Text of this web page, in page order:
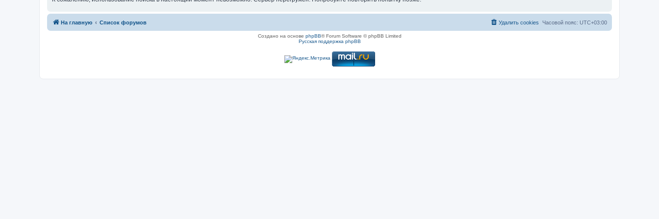
На главную Список форумов Часовой пояс: UTC+03:00
Удалить cookies
Создано на основе phpBB® Forum Software © phpBB Limited
Русская поддержка phpBB